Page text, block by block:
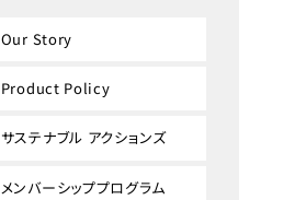
Our Story
Product Policy
サステナブル アクションズ
メンバーシッププログラム